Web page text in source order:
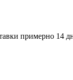
примерно 14